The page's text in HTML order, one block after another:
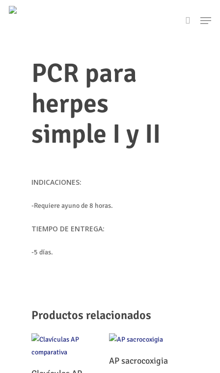
Skip
search
PCR para
herpes
simple I y II
INDICACIONES:
-Requiere ayuno de 8 horas.
TIEMPO DE ENTREGA:
-5 días.
Productos relacionados
Leer Más
Leer Más
AP sacrocoxigia